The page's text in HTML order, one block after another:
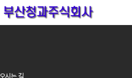
오시는 길